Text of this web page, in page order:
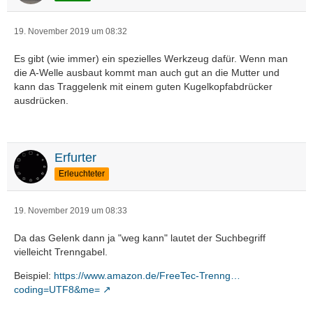
19. November 2019 um 08:32
Es gibt (wie immer) ein spezielles Werkzeug dafür. Wenn man
die A-Welle ausbaut kommt man auch gut an die Mutter und
kann das Traggelenk mit einem guten Kugelkopfabdrücker
ausdrücken.
Erfurter
Erleuchteter
19. November 2019 um 08:33
Da das Gelenk dann ja "weg kann" lautet der Suchbegriff
vielleicht Trenngabel.
Beispiel: https://www.amazon.de/FreeTec-Trenng…
coding=UTF8&me=